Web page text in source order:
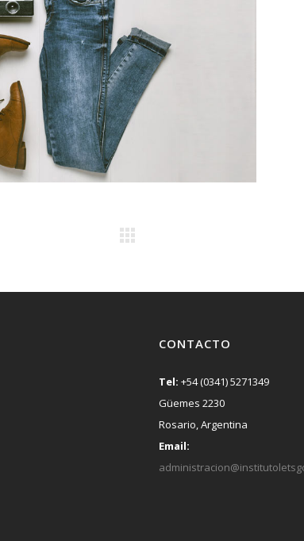
CONTACTO
Tel: +54 (0341) 5271349
Güemes 2230
Rosario, Argentina
Email: